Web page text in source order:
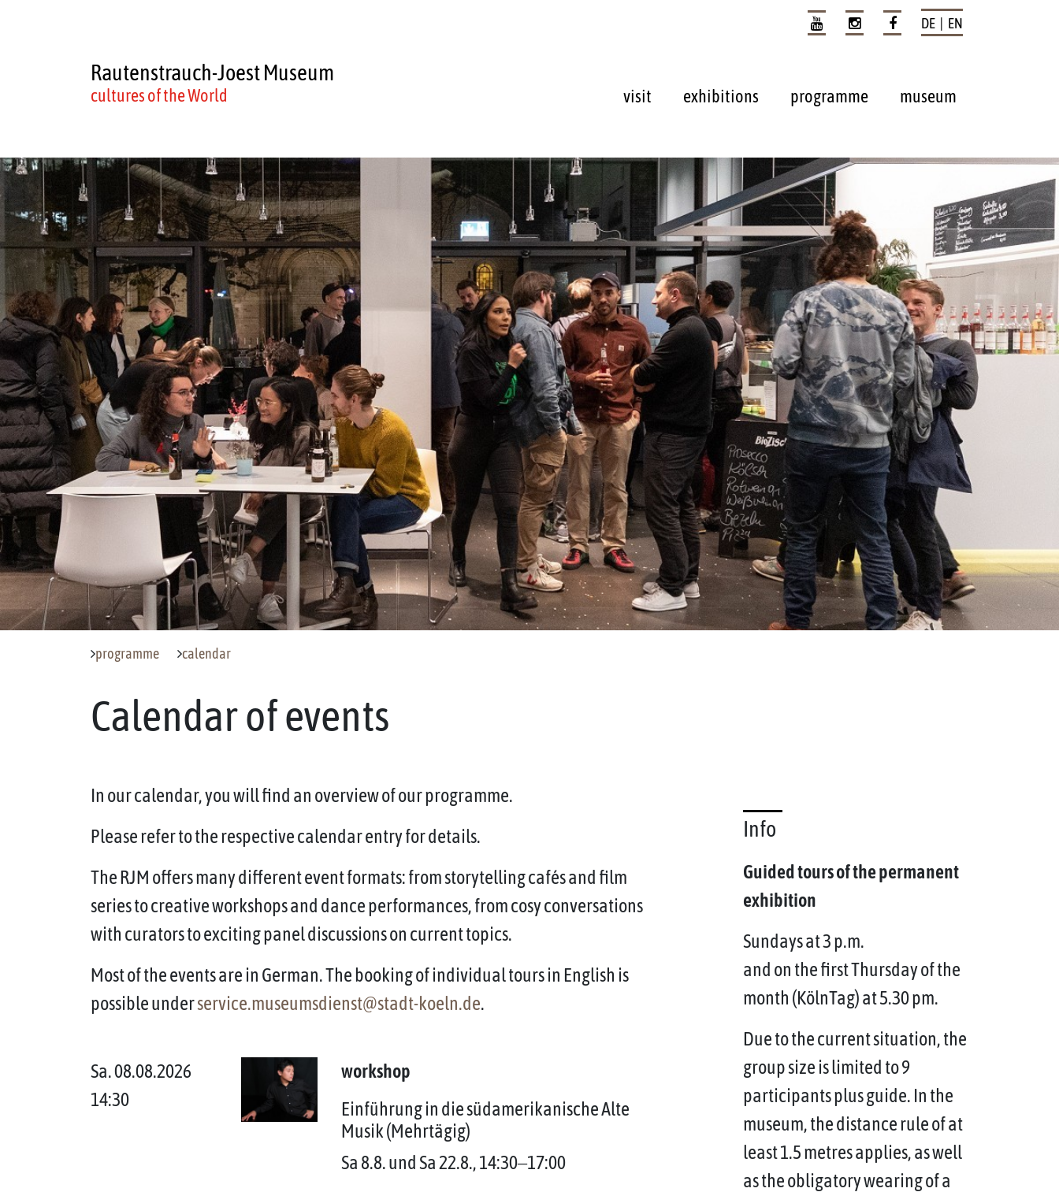
DE | EN
Rautenstrauch-Joest Museum
cultures of the World visit exhibitions programme museum
programme calendar
Calendar of events
In our calendar, you will find an overview of our programme.
Please refer to the respective calendar entry for details.
The RJM offers many different event formats: from storytelling cafés and film
series to creative workshops and dance performances, from cosy conversations
with curators to exciting panel discussions on current topics.
Most of the events are in German. The booking of individual tours in English is
possible underservice.museumsdienst@stadt-koeln.de.
Sa. 08.08.2026
14:30
workshop
Einführung in die südamerikanische Alte
Musik (Mehrtägig)
Sa 8.8. und Sa 22.8., 14:30‒17:00
Info
Guided tours of the permanent
exhibition
Sundays at 3 p.m.
and on the first Thursday of the
month (KölnTag) at 5.30 pm.
Due to the current situation, the
group size is limited to 9
participants plus guide. In the
museum, the distance rule of at
least 1.5 metres applies, as well
as the obligatory wearing of a